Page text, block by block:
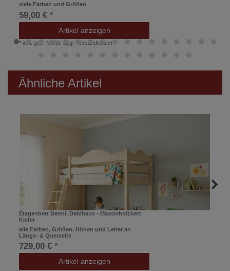
viele Farben und Größen
59,00 € *
Artikel anzeigen
* inkl. ges. MwSt. zzgl. Versandkosten
Ähnliche Artikel
Etagenbett Benni, Dahlhaus - Massivholzbett
Kiefer
alle Farben, Größen, Höhen und Leiter an
Längs- & Querseite
729,00 € *
Artikel anzeigen